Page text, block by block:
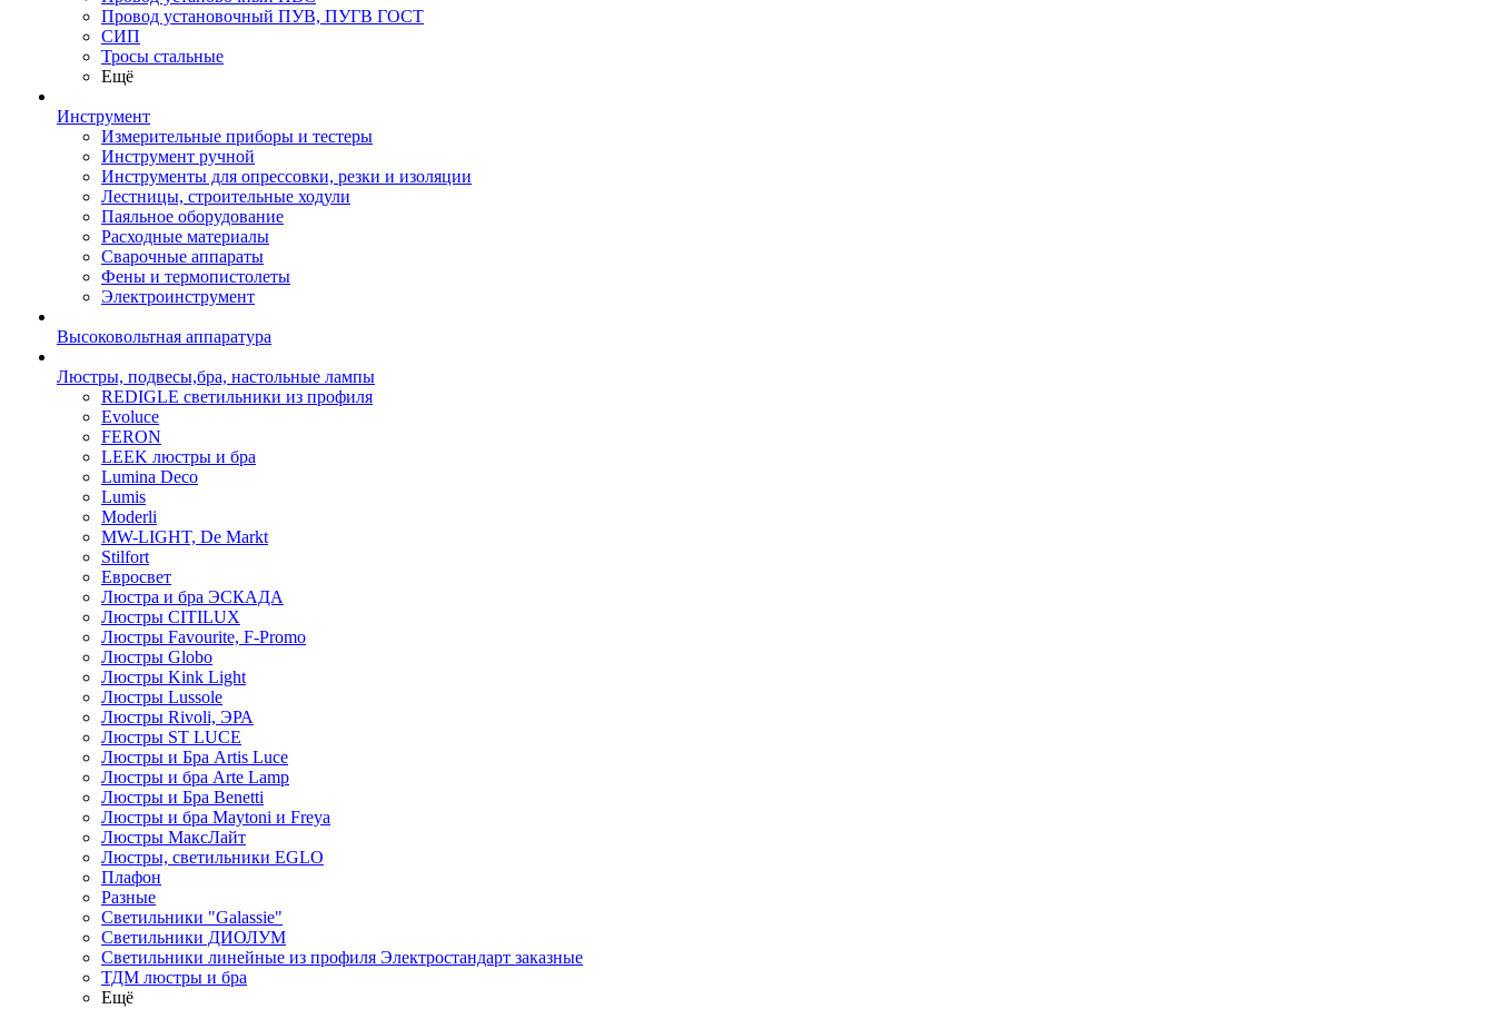
Провод установочный ПУВ, ПУГВ ГОСТ
СИП
Тросы стальные
Ещё
Инструмент
Измерительные приборы и тестеры
Инструмент ручной
Инструменты для опрессовки, резки и изоляции
Лестницы, строительные ходули
Паяльное оборудование
Расходные материалы
Сварочные аппараты
Фены и термопистолеты
Электроинструмент
Высоковольтная аппаратура
Люстры, подвесы,бра, настольные лампы
REDIGLE светильники из профиля
Evoluce
FERON
LEEK люстры и бра
Lumina Deco
Lumis
Moderli
MW-LIGHT, De Markt
Stilfort
Евросвет
Люстра и бра ЭСКАДА
Люстры CITILUX
Люстры Favourite, F-Promo
Люстры Globo
Люстры Kink Light
Люстры Lussole
Люстры Rivoli, ЭРА
Люстры ST LUCE
Люстры и Бра Artis Luce
Люстры и бра Arte Lamp
Люстры и Бра Benetti
Люстры и бра Maytoni и Freya
Люстры МаксЛайт
Люстры, светильники EGLO
Плафон
Разные
Светильники "Galassie"
Светильники ДИОЛУМ
Светильники линейные из профиля Электростандарт заказные
ТДМ люстры и бра
Ещё